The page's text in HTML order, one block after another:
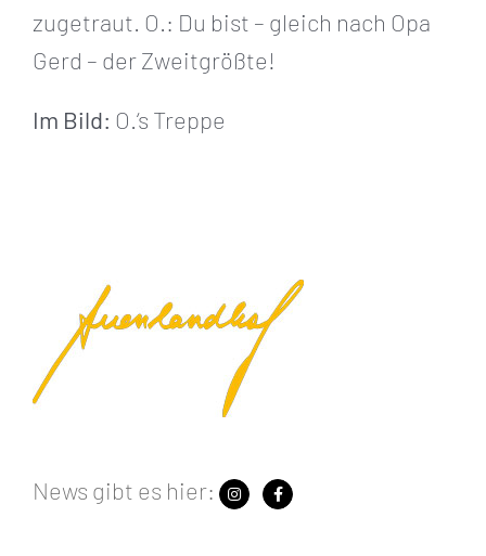
zugetraut. O.: Du bist – gleich nach Opa
Gerd – der Zweitgrößte!
Im Bild: O.‘s Treppe
News gibt es hier: